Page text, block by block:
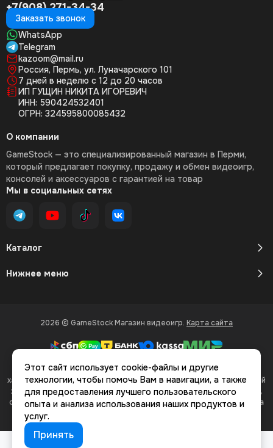
+7(908) 271-34-34
Заказать звонок
WhatsApp
Telegram
kazoom@mail.ru
Россия, Пермь, ул. Луначарского 101
7 дней в неделю с 12 до 20 часов
ИП ГУЩИН НИКИТА ИГОРЕВИЧ
ИНН: 590424532401
ОГРН: 324595800085432
Каталог
Нижнее меню
О компании
GameStock — это специализированный магазин в Перми,
который предлагает покупку, продажу и обмен видеоигр,
консолей и аксессуаров с гарантией на товар
Мы в социальных сетях
2026 © GameStock Магазин видеоигр. Карта сайта
Вся представленная на сайте информация, касающаяся
характеристик, стоимости товаров и услуг, носит информационный
характер и ни при каких условиях не является публичной офертой,
определяемой положениями Статьи 437(2) Гражданского кодекса
Этот сайт использует cookie-файлы и другие
технологии, чтобы помочь Вам в навигации, а также
для предоставления лучшего пользовательского
опыта и анализа использования наших продуктов и
услуг.
Принять